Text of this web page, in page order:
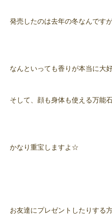
発売したのは去年の冬なんです
なんといっても香りが本当に大好
そして、顔も身体も使える万能石
かなり重宝しますよ☆
お友達にプレゼントしたりする